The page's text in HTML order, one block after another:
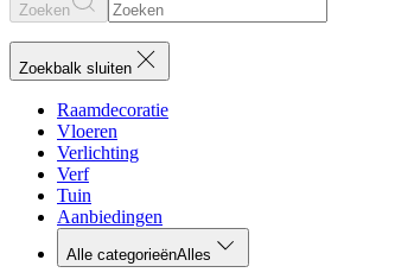
Zoeken
Zoekbalk sluiten
Raamdecoratie
Vloeren
Verlichting
Verf
Tuin
Aanbiedingen
Alle categorieënAlles